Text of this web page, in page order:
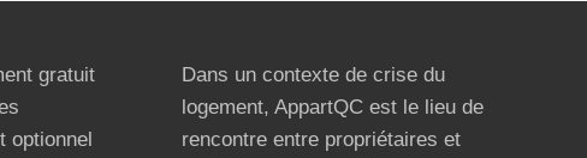
gratuit
optionnel
Dans un contexte de crise du
logement, AppartQC est le lieu de
rencontre entre propriétaires et